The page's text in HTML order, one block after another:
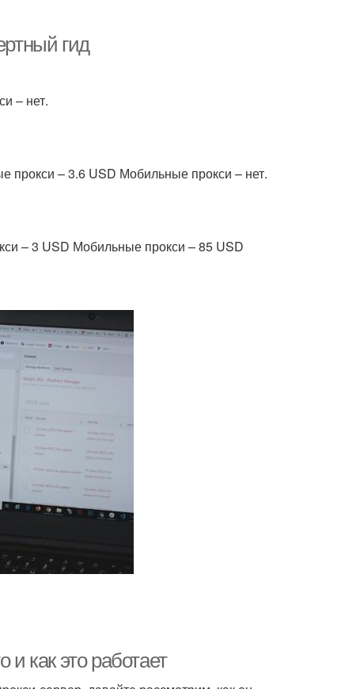
гид
– нет.
прокси – 3.6 USD Мобильные прокси – нет.
– 3 USD Мобильные прокси – 85 USD
как это работает